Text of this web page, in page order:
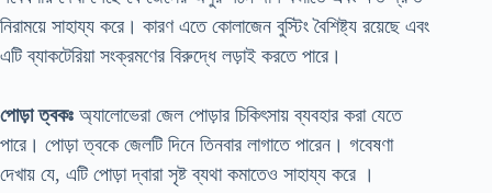
নিরাময়ে সাহায্য করে। কারণ এতে কোলাজেন বুস্টিং বৈশিষ্ট্য রয়েছে এবং
এটি ব্যাকটেরিয়া সংক্রমণের বিরুদ্ধে লড়াই করতে পারে।
পোড়া ত্বকঃ অ্যালোভেরা জেল পোড়ার চিকিৎসায় ব্যবহার করা যেতে
পারে। পোড়া ত্বকে জেলটি দিনে তিনবার লাগাতে পারেন। গবেষণা
দেখায় যে, এটি পোড়া দ্বারা সৃষ্ট ব্যথা কমাতেও সাহায্য করে ।